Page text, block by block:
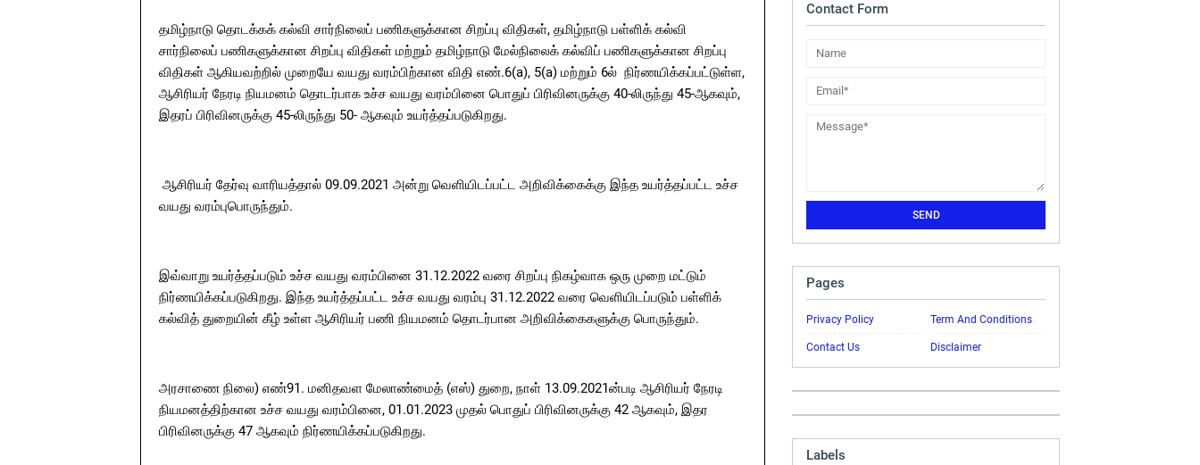
தமிழ்நாடு தொடக்கக் கல்வி சார்நிலைப் பணிகளுக்கான சிறப்பு விதிகள், தமிழ்நாடு பள்ளிக் கல்வி
சார்நிலைப் பணிகளுக்கான சிறப்பு விதிகள் மற்றும் தமிழ்நாடு மேல்நிலைக் கல்விப் பணிகளுக்கான சிறப்பு
விதிகள் ஆகியவற்றில் முறையே வயது வரம்பிற்கான விதி எண்.6(a), 5(a) மற்றும் 6ல் நிர்ணயிக்கப்பட்டுள்ள,
ஆசிரியர் நேரடி நியமனம் தொடர்பாக உச்ச வயது வரம்பினை பொதுப் பிரிவினருக்கு 40-லிருந்து 45-ஆகவும்,
இதரப் பிரிவினருக்கு 45-லிருந்து 50- ஆகவும் உயர்த்தப்படுகிறது.
ஆசிரியர் தேர்வு வாரியத்தால் 09.09.2021 அன்று வெளியிடப்பட்ட அறிவிக்கைக்கு இந்த உயர்த்தப்பட்ட உச்ச
வயது வரம்புபொருந்தும்.
இவ்வாறு உயர்த்தப்படும் உச்ச வயது வரம்பினை 31.12.2022 வரை சிறப்பு நிகழ்வாக ஒரு முறை மட்டும்
நிர்ணயிக்கப்படுகிறது. இந்த உயர்த்தப்பட்ட உச்ச வயது வரம்பு 31.12.2022 வரை வெளியிடப்படும் பள்ளிக்
கல்வித் துறையின் கீழ் உள்ள ஆசிரியர் பணி நியமனம் தொடர்பான அறிவிக்கைகளுக்கு பொருந்தும்.
அரசாணை நிலை) எண்91. மனிதவள மேலாண்மைத் (எஸ்) துறை, நாள் 13.09.2021ன்படி ஆசிரியர் நேரடி
நியமனத்திற்கான உச்ச வயது வரம்பினை, 01.01.2023 முதல் பொதுப் பிரிவினருக்கு 42 ஆகவும், இதர
பிரிவினருக்கு 47 ஆகவும் நிர்ணயிக்கப்படுகிறது.
Contact Form
Pages
Privacy Policy Term And Conditions
Contact Us Disclaimer
Labels